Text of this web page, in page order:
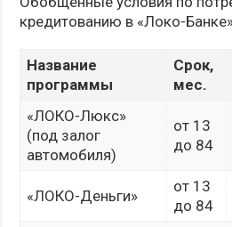
кредитованию в «Локо-
Название
программы
Срок,
мес.
«ЛОКО-Люкс»
(под залог
автомобиля)
от 13
до 84
«ЛОКО-Деньги»
от 13
до 84